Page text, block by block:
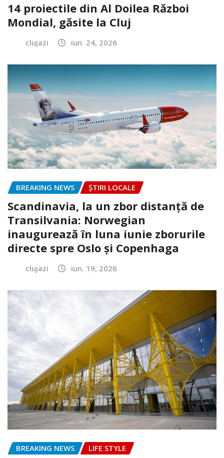
14 proiectile din Al Doilea Război
Mondial, găsite la Cluj
clujazi iun. 24, 2026
BREAKING NEWS ȘTIRI LOCALE
Scandinavia, la un zbor distanță de
Transilvania: Norwegian
inaugurează în luna iunie zborurile
directe spre Oslo și Copenhaga
clujazi iun. 19, 2026
BREAKING NEWS LIFE STYLE